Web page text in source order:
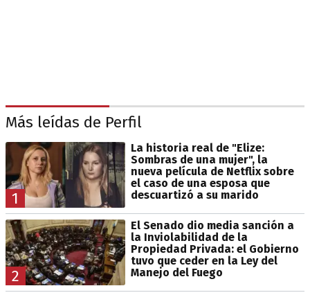
Más leídas de Perfil
1
La historia real de "Elize:
Sombras de una mujer", la
nueva película de Netflix sobre
el caso de una esposa que
descuartizó a su marido
2
El Senado dio media sanción a
la Inviolabilidad de la
Propiedad Privada: el Gobierno
tuvo que ceder en la Ley del
Manejo del Fuego